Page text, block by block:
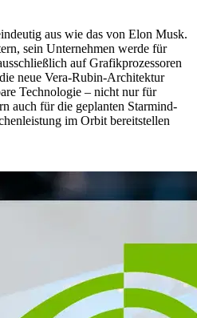
aus wie das von Elon Musk.
sein Unternehmen werde für
auf Grafikprozessoren
neue Vera-Rubin-Architektur
Technologie – nicht nur für
auch für die geplanten Starmind-
im Orbit bereitstellen